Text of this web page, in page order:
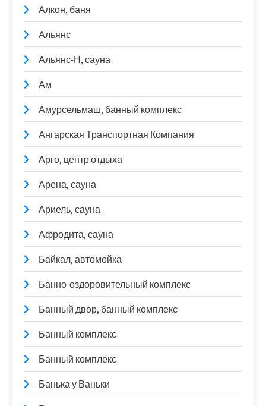
Алкон, баня
Альянс
Альянс-Н, сауна
Ам
Амурсельмаш, банный комплекс
Ангарская Транспортная Компания
Арго, центр отдыха
Арена, сауна
Ариель, сауна
Афродита, сауна
Байкал, автомойка
Банно-оздоровительный комплекс
Банный двор, банный комплекс
Банный комплекс
Банный комплекс
Банька у Ваньки